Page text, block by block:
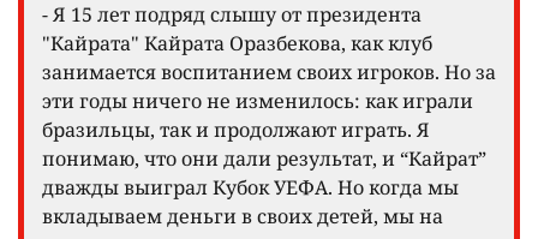
- Я 15 лет подряд слышу от президента
"Кайрата" Кайрата Оразбекова, как клуб
занимается воспитанием своих игроков. Но за
эти годы ничего не изменилось: как играли
бразильцы, так и продолжают играть. Я
понимаю, что они дали результат, и “Кайрат”
дважды выиграл Кубок УЕФА. Но когда мы
вкладываем деньги в своих детей, мы на